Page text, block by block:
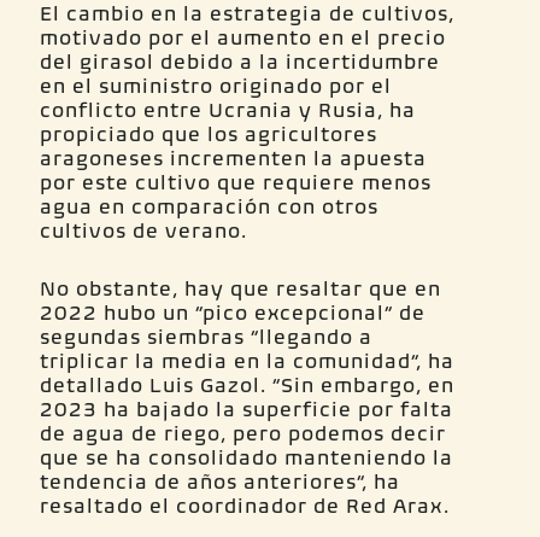
El cambio en la estrategia de cultivos,
motivado por el aumento en el precio
del girasol debido a la incertidumbre
en el suministro originado por el
conflicto entre Ucrania y Rusia, ha
propiciado que los agricultores
aragoneses incrementen la apuesta
por este cultivo que requiere menos
agua en comparación con otros
cultivos de verano.
No obstante, hay que resaltar que en
2022 hubo un “pico excepcional” de
segundas siembras “llegando a
triplicar la media en la comunidad”, ha
detallado Luis Gazol. “Sin embargo, en
2023 ha bajado la superficie por falta
de agua de riego, pero podemos decir
que se ha consolidado manteniendo la
tendencia de años anteriores”, ha
resaltado el coordinador de Red Arax.